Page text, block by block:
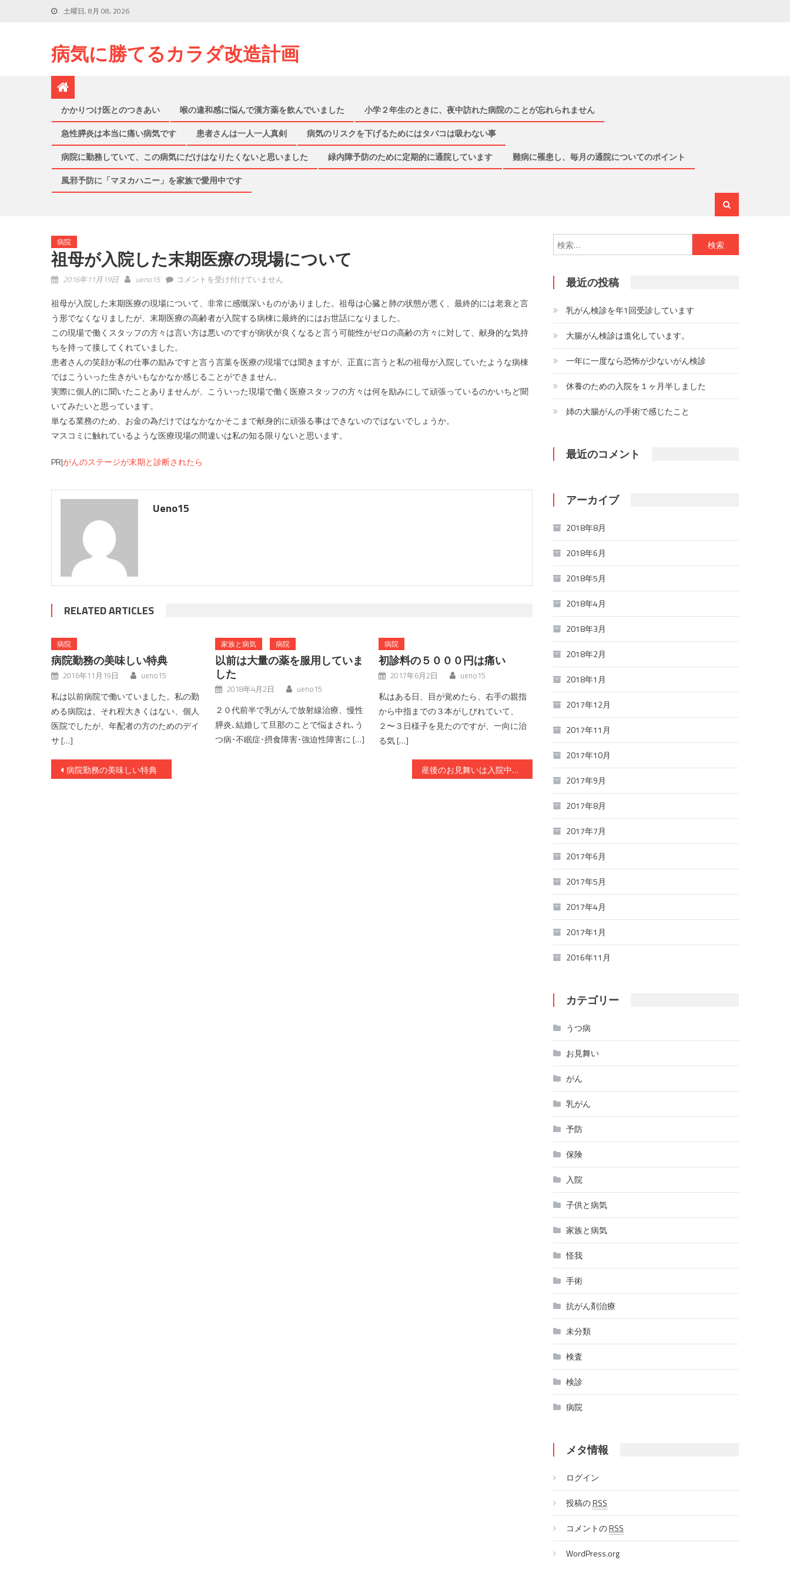
土曜日, 8月 08, 2026
病気に勝てるカラダ改造計画
かかりつけ医とのつきあい 喉の違和感に悩んで漢方薬を飲んでいました
小学２年生のときに、夜中訪れた病院のことが忘れられません
急性膵炎は本当に痛い病気です
患者さんは一人一人真剣
病気のリスクを下げるためにはタバコは吸わない事
病院に勤務していて、この病気にだけはなりたくないと思いました
緑内障予防のために定期的に通院しています
難病に罹患し、毎月の通院についてのポイント
風邪予防に「マヌカハニー」を家族で愛用中です
病院
祖母が入院した末期医療の現場について
2016年11月19日 ueno15 祖母が入院した末期医療の現場について は
コメントを受け付けていません
祖母が入院した末期医療の現場について、非常に感慨深いものがありました。祖母は心臓と肺の状態が悪く、最終的には老衰と言
う形でなくなりましたが、末期医療の高齢者が入院する病棟に最終的にはお世話になりました。
この現場で働くスタッフの方々は言い方は悪いのですが病状が良くなると言う可能性がゼロの高齢の方々に対して、献身的な気持
ちを持って接してくれていました。
患者さんの笑顔が私の仕事の励みですと言う言葉を医療の現場では聞きますが、正直に言うと私の祖母が入院していたような病棟
ではこういった生きがいもなかなか感じることができません。
実際に個人的に聞いたことありませんが、こういった現場で働く医療スタッフの方々は何を励みにして頑張っているのかいちど聞
いてみたいと思っています。
単なる業務のため、お金の為だけではなかなかそこまで献身的に頑張る事はできないのではないでしょうか。
マスコミに触れているような医療現場の間違いは私の知る限りないと思います。
PR|がんのステージが末期と診断されたら
Ueno15
RELATED ARTICLES
病院
病院勤務の美味しい特典
2016年11月19日 ueno15
私は以前病院で働いていました。私の勤
める病院は、それ程大きくはない、個人
医院でしたが、年配者の方のためのデイ
サ […]
家族と病気 病院
以前は大量の薬を服用していま
した
2018年4月2日 ueno15
２０代前半で乳がんで放射線治療、慢性
膵炎､結婚して旦那のことで悩まされ､う
つ病･不眠症･摂食障害･強迫性障害に […]
病院
初診料の５０００円は痛い
2017年6月2日 ueno15
私はある日、目が覚めたら、右手の親指
から中指までの３本がしびれていて、
２〜３日様子を見たのですが、一向に治
る気 […]
投稿ナビゲーション
病院勤務の美味しい特典 産後のお見舞いは入院中は避けることがベターです
検索:
最近の投稿
乳がん検診を年1回受診しています
大腸がん検診は進化しています。
一年に一度なら恐怖が少ないがん検診
休養のための入院を１ヶ月半しました
姉の大腸がんの手術で感じたこと
最近のコメント
アーカイブ
2018年8月
2018年6月
2018年5月
2018年4月
2018年3月
2018年2月
2018年1月
2017年12月
2017年11月
2017年10月
2017年9月
2017年8月
2017年7月
2017年6月
2017年5月
2017年4月
2017年1月
2016年11月
カテゴリー
うつ病
お見舞い
がん
乳がん
予防
保険
入院
子供と病気
家族と病気
怪我
手術
抗がん剤治療
未分類
検査
検診
病院
メタ情報
ログイン
投稿のRSS
コメントのRSS
WordPress.org